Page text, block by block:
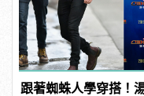
跟著蜘蛛人學穿搭！